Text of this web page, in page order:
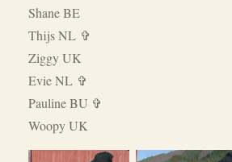
Shane BE
Thijs NL ✞
Ziggy UK
Evie NL ✞
Pauline BU ✞
Woopy UK